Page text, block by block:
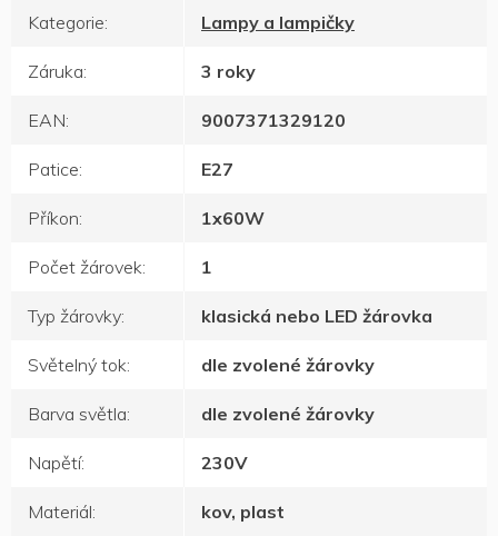
Kategorie: Lampy a lampičky
Záruka: 3 roky
EAN: 9007371329120
Patice: E27
Příkon: 1x60W
Počet žárovek: 1
Typ žárovky: klasická nebo LED žárovka
Světelný tok: dle zvolené žárovky
Barva světla: dle zvolené žárovky
Napětí: 230V
Materiál: kov, plast